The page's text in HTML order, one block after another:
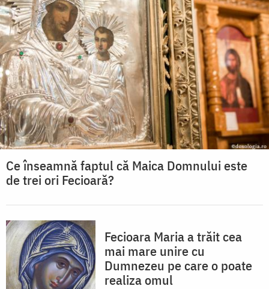
Ce înseamnă faptul că Maica Domnului este
de trei ori Fecioară?
Fecioara Maria a trăit cea
mai mare unire cu
Dumnezeu pe care o poate
realiza omul